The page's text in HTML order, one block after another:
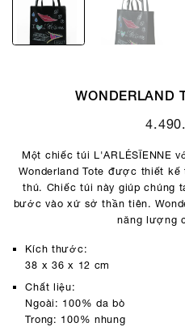
WONDERLAND
Một chiếc túi L'ARLÉSĪENNE
Wonderland Tote được thiết
thú. Chiếc túi này giúp chúng
bước vào xứ sở thần tiên.
năng lượng
Kích thước:
38 x 36 x 12 cm
Chất liệu:
Ngoài: 100% da bò
Trong: 100% nhung